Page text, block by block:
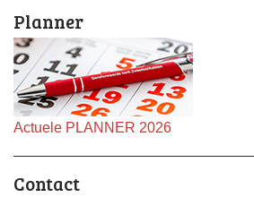
Planner
Actuele PLANNER 2026
Contact